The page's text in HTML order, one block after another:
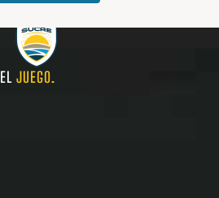
EL JUEGO.